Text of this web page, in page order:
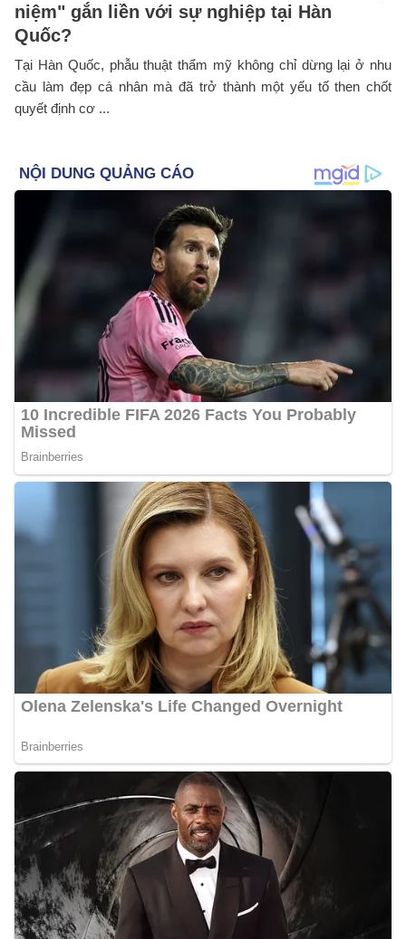
niệm" gắn liền với sự nghiệp tại Hàn
Quốc?
Tại Hàn Quốc, phẫu thuật thẩm mỹ không chỉ dừng lại ở nhu
cầu làm đẹp cá nhân mà đã trở thành một yếu tố then chốt
quyết định cơ ...